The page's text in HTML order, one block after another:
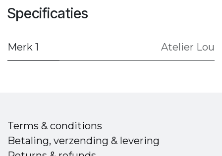
Specificaties
Merk 1 Atelier Lou
Terms & conditions
Betaling, verzending & levering